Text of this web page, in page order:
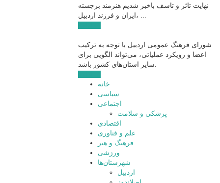
نهایت تاثر و تاسف باخبر شدیم هنرمند برجسته
ایران و فرزند اردبیل، ...
شورای فرهنگ عمومی اردبیل با توجه به ترکیب
اعضا و رویکرد عملیاتی، می‌تواند الگویی برای
خانه
سیاسی
اجتماعی
پزشکی و سلامت
اقتصادی
علم و فناوری
فرهنگ و هنر
ورزشی
شهرستان‌ها
اردبیل